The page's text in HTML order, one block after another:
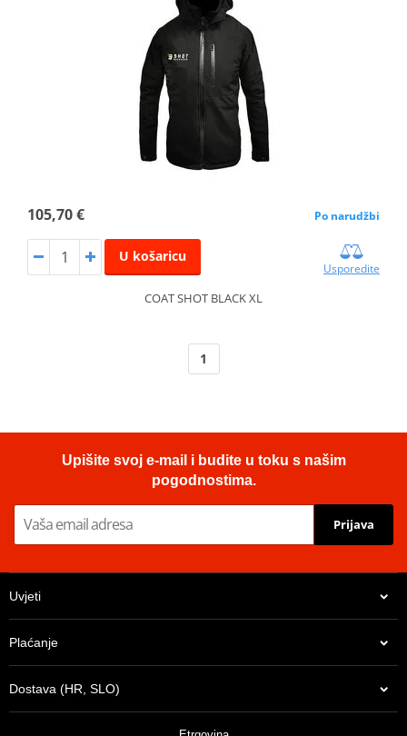
105,70 € Po narudžbi
U košaricu
Usporedite
COAT SHOT BLACK XL
1
Upišite svoj e-mail i budite u toku s našim
pogodnostima.
Prijava
Uvjeti
Plaćanje
Dostava (HR, SLO)